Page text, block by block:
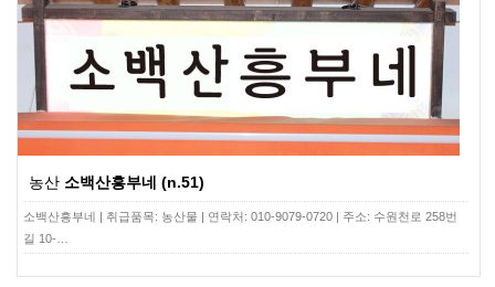
농산 소백산흥부네 (n.51)
소백산흥부네 | 취급품목: 농산물 | 연락처: 010-9079-0720 | 주소: 수원천로 258번
길 10-…